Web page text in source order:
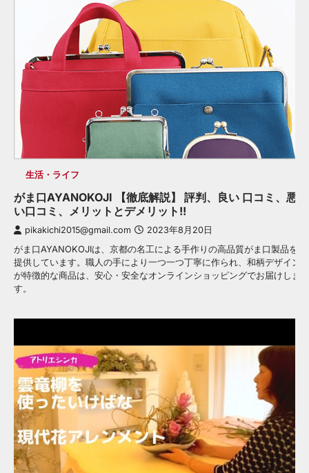
生活・ライフ
がま口AYANOKOJI 【徹底解説】 評判、良い 口コミ、悪
い口コミ、メリットとデメリット!!
pikakichi2015@gmail.com 2023年8月20日
がま口AYANOKOJIは、京都の名工による手作りの高品質がま口製品を
提供しています。職人の手により一つ一つ丁寧に作られ、和柄デザイン
が特徴的な商品は、安心・安全なオンラインショッピングでお届けしま
す。